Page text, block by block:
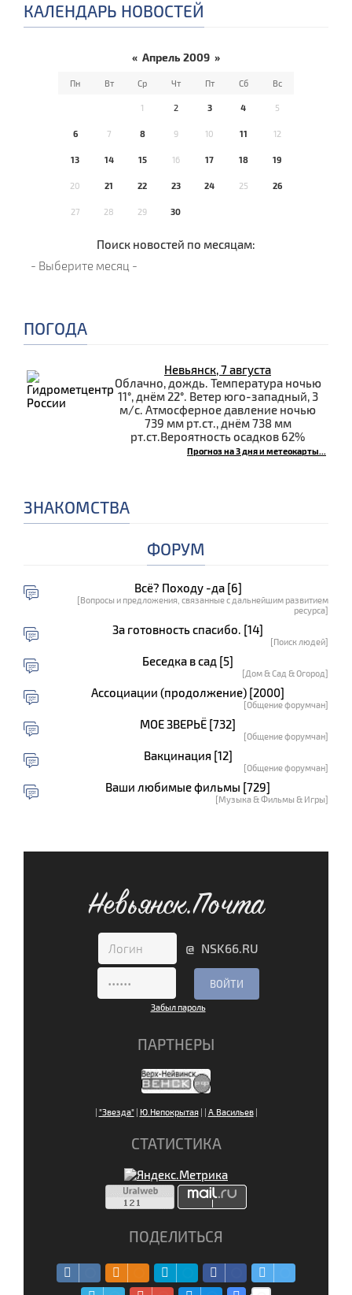
КАЛЕНДАРЬ НОВОСТЕЙ
« Апрель 2009 »
Пн Вт Ср Чт Пт Сб Вс
1 2 3 4 5
6 7 8 9 10 11 12
13 14 15 16 17 18 19
20 21 22 23 24 25 26
27 28 29 30
Поиск новостей по месяцам:
ПОГОДА
Невьянск, 7 августа
Облачно, дождь. Температура ночью
11°, днём 22°. Ветер юго-западный, 3
м/с. Атмосферное давление ночью
739 мм рт.ст., днём 738 мм
рт.ст.Вероятность осадков 62%
Прогноз на 3 дня и метеокарты...
ЗНАКОМСТВА
ФОРУМ
Всё? Походу -да [6]
[Вопросы и предложения, связанные с дальнейшим развитием
ресурса]
За готовность спасибо. [14]
[Поиск людей]
Беседка в сад [5]
[Дом & Сад & Огород]
Ассоциации (продолжение) [2000]
[Общение форумчан]
МОЕ ЗВЕРЬЁ [732]
[Общение форумчан]
Вакцинация [12]
[Общение форумчан]
Ваши любимые фильмы [729]
[Музыка & Фильмы & Игры]
Невьянск.Почта
@ NSK66.RU
Забыл пароль
ПАРТНЕРЫ
| "Звезда"| Ю.Непокрытая| | А.Васильев|
СТАТИСТИКА
ПОДЕЛИТЬСЯ